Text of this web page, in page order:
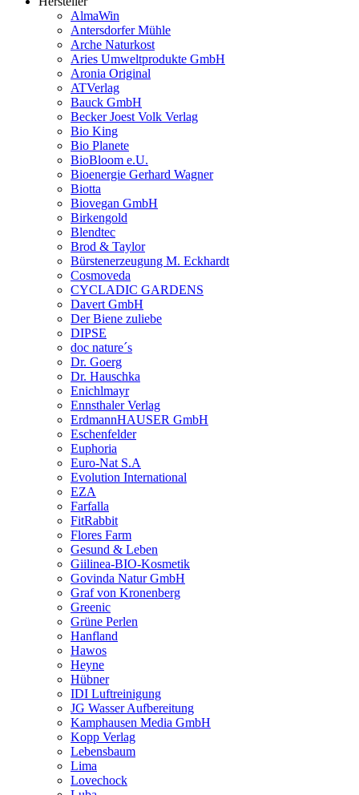
AlmaWin
Antersdorfer Mühle
Arche Naturkost
Aries Umweltprodukte GmbH
Aronia Original
ATVerlag
Bauck GmbH
Becker Joest Volk Verlag
Bio King
Bio Planete
BioBloom e.U.
Bioenergie Gerhard Wagner
Biotta
Biovegan GmbH
Birkengold
Blendtec
Brod & Taylor
Bürstenerzeugung M. Eckhardt
Cosmoveda
CYCLADIC GARDENS
Davert GmbH
Der Biene zuliebe
DIPSE
doc nature´s
Dr. Goerg
Dr. Hauschka
Enichlmayr
Ennsthaler Verlag
ErdmannHAUSER GmbH
Eschenfelder
Euphoria
Euro-Nat S.A
Evolution International
EZA
Farfalla
FitRabbit
Flores Farm
Gesund & Leben
Giilinea-BIO-Kosmetik
Govinda Natur GmbH
Graf von Kronenberg
Greenic
Grüne Perlen
Hanfland
Hawos
Heyne
Hübner
IDI Luftreinigung
JG Wasser Aufbereitung
Kamphausen Media GmbH
Kopp Verlag
Lebensbaum
Lima
Lovechock